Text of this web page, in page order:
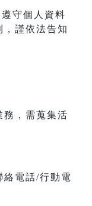
守個人資料
謹依法告知
務，需蒐集活
絡電話/行動電